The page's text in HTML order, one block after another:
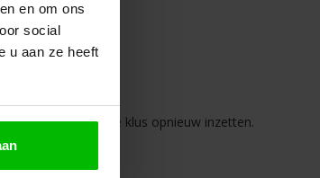
en om ons
social
u aan ze heeft
en bij een volgende klus opnieuw inzetten.